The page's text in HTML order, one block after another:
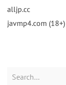
alljp.cc
javmp4.com (18+)
Search